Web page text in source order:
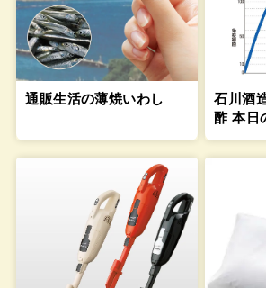
通販生活の薄焼いわし
石川酒
酢 本日